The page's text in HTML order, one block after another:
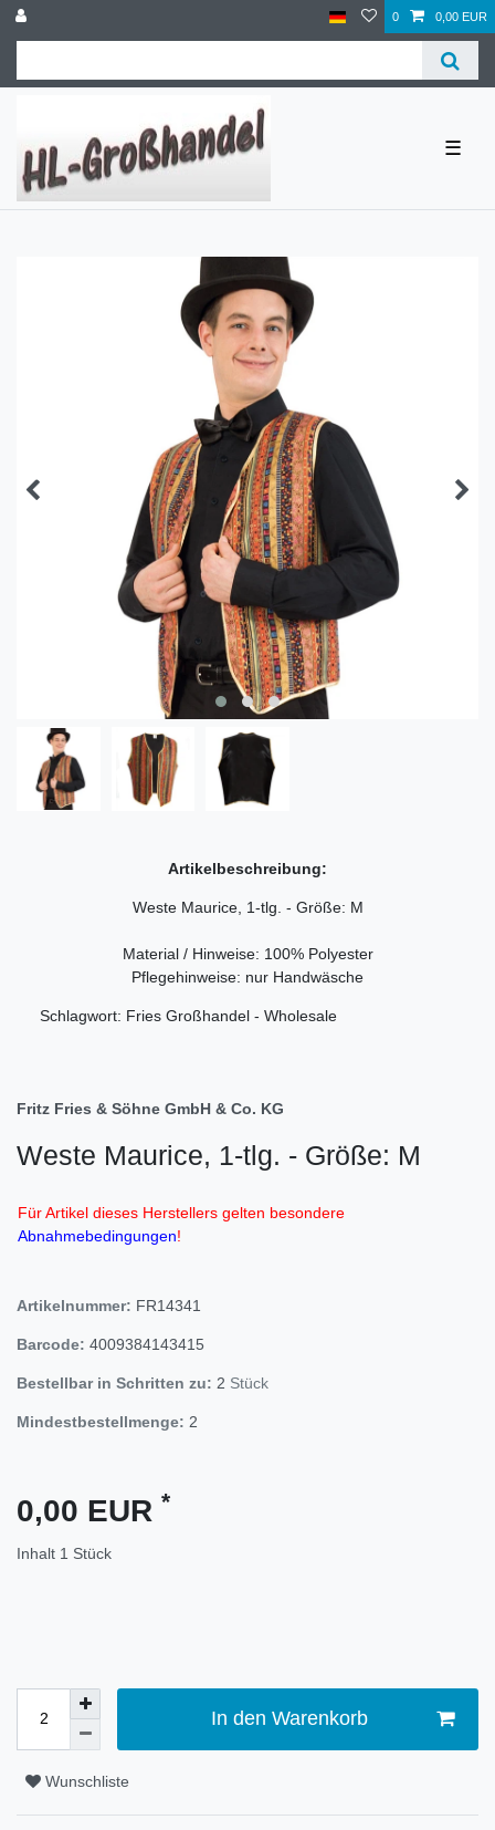
0 0,00 EUR
☰
Artikelbeschreibung:
Weste Maurice, 1-tlg. - Größe: M
Material / Hinweise: 100% Polyester
Pflegehinweise: nur Handwäsche
Schlagwort: Fries Großhandel - Wholesale
Fritz Fries & Söhne GmbH & Co. KG
Weste Maurice, 1-tlg. - Größe: M
Für Artikel dieses Herstellers gelten besondere
Abnahmebedingungen!
Artikelnummer: FR14341
Barcode: 4009384143415
Bestellbar in Schritten zu: 2 Stück
Mindestbestellmenge: 2
0,00 EUR *
Inhalt 1 Stück
In den Warenkorb
Wunschliste